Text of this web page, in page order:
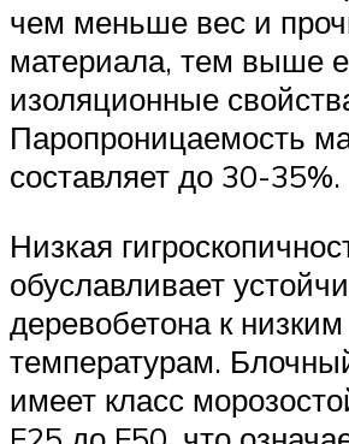
чем меньше вес и
материала, тем выше
изоляционные
Паропроницаемость
составляет до 30-35%.
Низкая
обуславливает
деревобетона к низким
температурам.
имеет класс